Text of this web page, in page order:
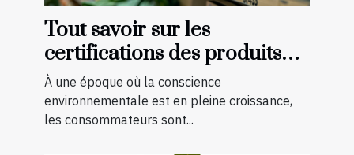
Tout savoir sur les
certifications des produits
bio et naturels
À une époque où la conscience
environnementale est en pleine croissance,
les consommateurs sont...